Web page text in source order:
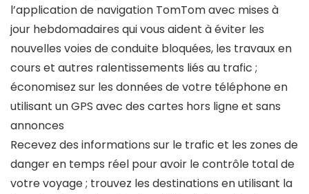
l’application de navigation TomTom avec mises à
jour hebdomadaires qui vous aident à éviter les
nouvelles voies de conduite bloquées, les travaux en
cours et autres ralentissements liés au trafic ;
économisez sur les données de votre téléphone en
utilisant un GPS avec des cartes hors ligne et sans
annonces
Recevez des informations sur le trafic et les zones de
danger en temps réel pour avoir le contrôle total de
votre voyage ; trouvez les destinations en utilisant la